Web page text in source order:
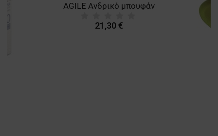
AGILE Ανδρικό μπουφάν
21,30 €